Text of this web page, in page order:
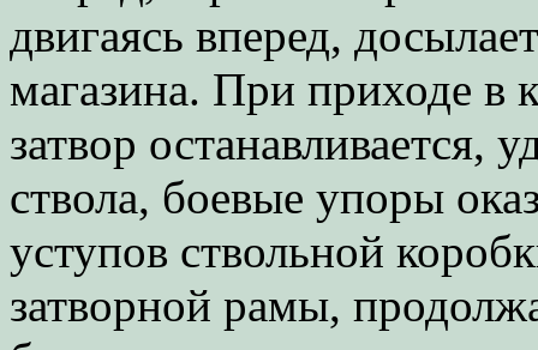
двигаясь вперед,
магазина. При приходе в
затвор останавливается,
ствола, боевые упоры
уступов ствольной
затворной рамы,